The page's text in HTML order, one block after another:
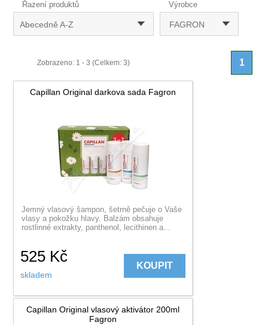
Řazení produktů
Abecedně A-Z
Výrobce
FAGRON
Zobrazeno: 1 - 3 (Celkem: 3) 1
Capillan Original darkova sada Fagron
Jemný vlasový šampon, šetrně pečuje o Vaše
vlasy a pokožku hlavy. Balzám obsahuje
rostlinné extrakty, panthenol, lecithinen a...
525 Kč
skladem
KOUPIT
Capillan Original vlasový aktivátor 200ml
Fagron